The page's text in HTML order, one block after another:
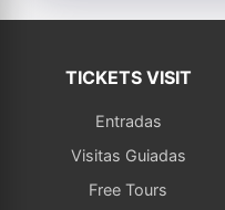
TICKETS VISIT
Entradas
Visitas Guiadas
Free Tours